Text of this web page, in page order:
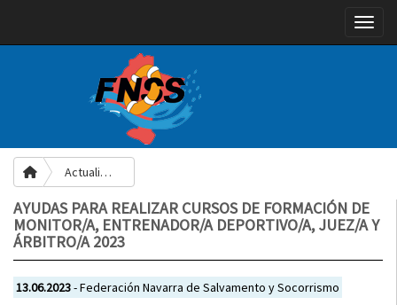
Actualidad
AYUDAS PARA REALIZAR CURSOS DE FORMACIÓN DE
MONITOR/A, ENTRENADOR/A DEPORTIVO/A, JUEZ/A Y
ÁRBITRO/A 2023
13.06.2023- Federación Navarra de Salvamento y Socorrismo